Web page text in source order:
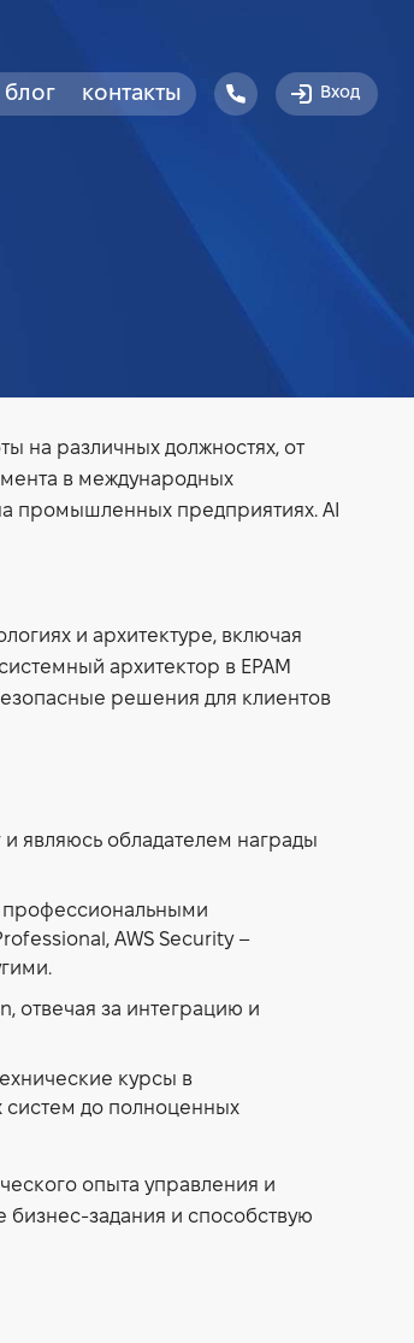
блог контакты Вход
на различных должностях, от
в международных
промышленных предприятиях. AI
и архитектуре, включая
архитектор в EPAM
решения для клиентов
и являюсь обладателем награды
AWS Security –
отвечая за интеграцию и
курсы в
систем до полноценных
опыта управления и
задания и способствую